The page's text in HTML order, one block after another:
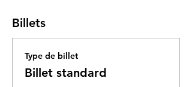
Billets
Type de billet
Billet standard